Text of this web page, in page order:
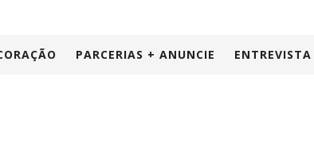
PARCERIAS + ANUNCIE ENTREVISTA